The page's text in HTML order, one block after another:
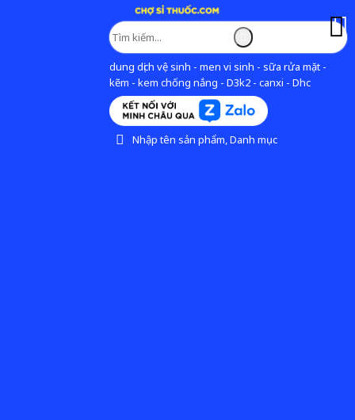
dung dịch vệ sinh - men vi sinh - sữa rửa mặt -
kẽm - kem chống nắng - D3k2 - canxi - Dhc
Nhập tên sản phẩm, Danh mục